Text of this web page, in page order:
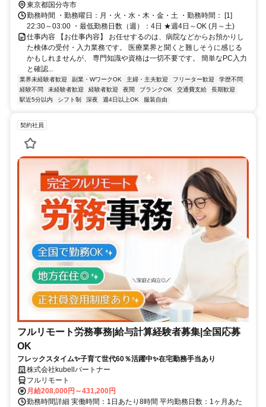
東京都国分寺市
勤務時間 ・勤務曜日：月・火・水・木・金・土 ・勤務時間： [1]
22:30～03:00 ・最低勤務日数（週）：4日 ★週4日～OK (月～土)
仕事内容 【お仕事内容】 お任せするのは、病院などからお預かりし
た検体の受付・入力業務です。 医療業界と聞くと難しそうに感じる
かもしれませんが、 専門知識や資格は一切不要です。 簡単なPC入力
と確認...
業界未経験者歓迎 副業・WワークOK 主婦・主夫歓迎 フリーター歓迎
学歴不問
経験不問
未経験者歓迎 経験者歓迎 夜間 ブランクOK 交通費支給
長期歓迎
駅近5分以内
シフト制 深夜 週4日以上OK 服装自由
契約社員
フルリモート労務事務|給与計算経験者募集|全国応募
OK
フレックスタイム✨子育て世代60％活躍中✨在宅勤務手当あり
株式会社kubellパートナー
フルリモート
月給208,000円～431,200円
勤務時間詳細 実働時間：1日あたり8時間 平均勤務日数：1ヶ月あた